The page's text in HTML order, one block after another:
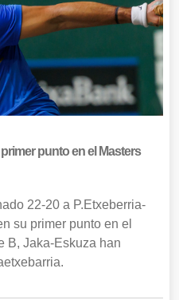
punto en el Masters
22-20 a P.Etxeberria-
su primer punto en el
B, Jaka-Eskuza han